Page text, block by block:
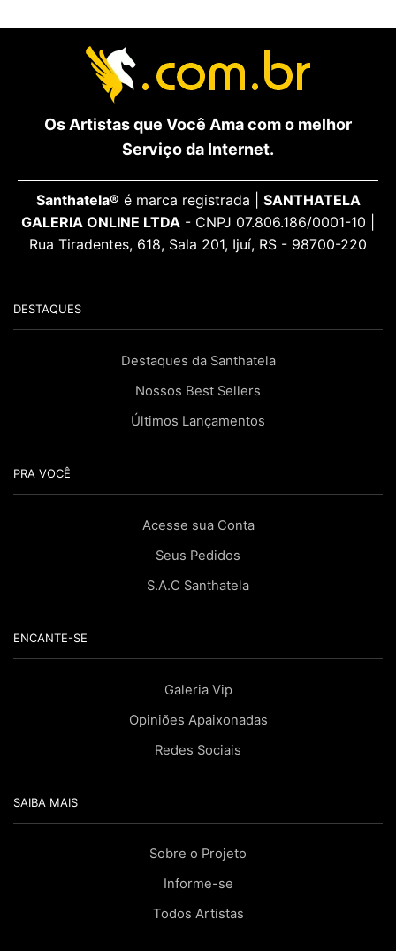
Os Artistas que Você Ama com o melhor
Serviço da Internet.
Santhatela® é marca registrada | SANTHATELA
GALERIA ONLINE LTDA - CNPJ 07.806.186/0001-10 |
Rua Tiradentes, 618, Sala 201, Ijuí, RS - 98700-220
DESTAQUES
Destaques da Santhatela
Nossos Best Sellers
Últimos Lançamentos
PRA VOCÊ
Acesse sua Conta
Seus Pedidos
S.A.C Santhatela
ENCANTE-SE
Galeria Vip
Opiniões Apaixonadas
Redes Sociais
SAIBA MAIS
Sobre o Projeto
Informe-se
Todos Artistas